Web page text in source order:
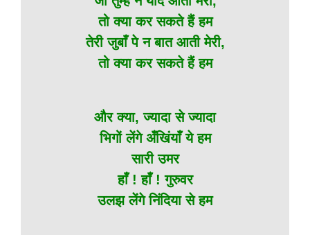
तो क्या कर सकते हैं हम
तेरी जुबाँ पे न बात आती मेरी,
तो क्या कर सकते हैं हम
और क्या, ज्यादा से ज्यादा
भिगों लेंगे अँखिंयाँ ये हम
सारी उमर
हाँ ! हाँ ! गुरुवर
उलझ लेंगे निंदिया से हम